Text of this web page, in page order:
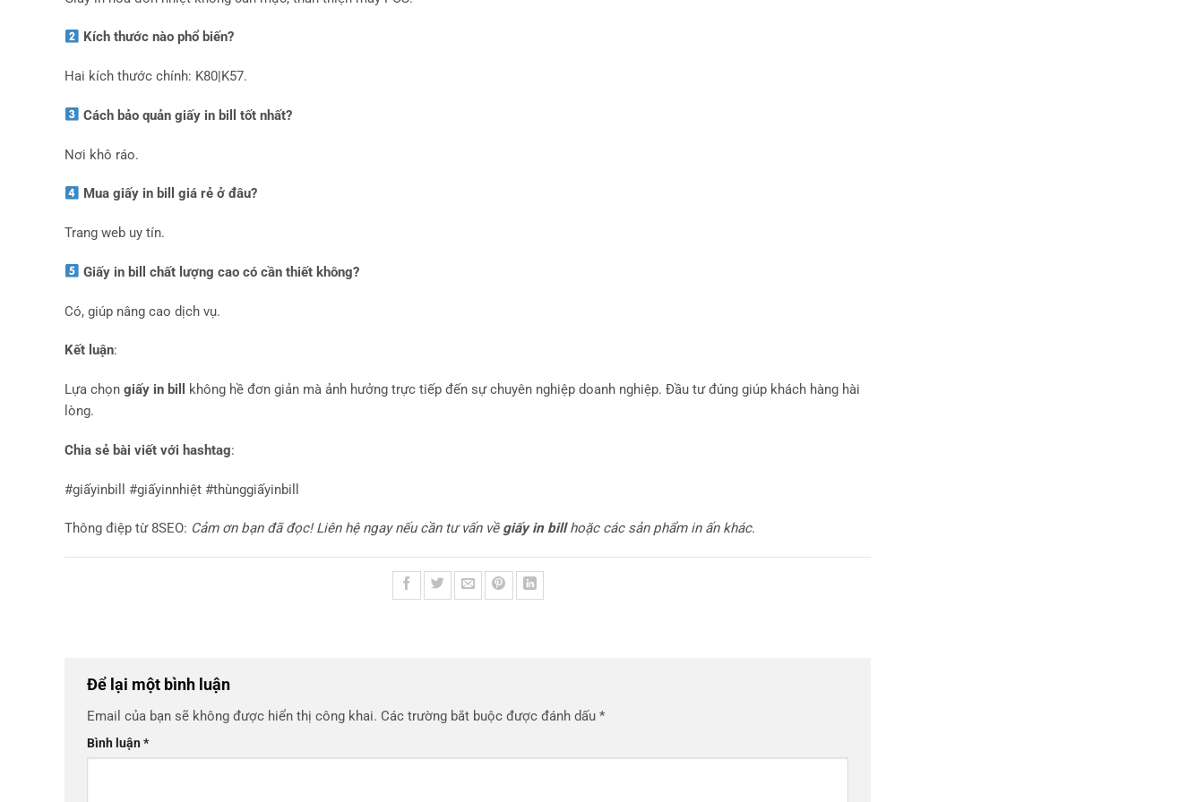
Kích thước nào phổ biến?
Hai kích thước chính: K80|K57.
Cách bảo quản giấy in bill tốt nhất?
Nơi khô ráo.
Mua giấy in bill giá rẻ ở đâu?
Trang web uy tín.
Giấy in bill chất lượng cao có cần thiết không?
Có, giúp nâng cao dịch vụ.
Kết luận:
Lựa chọn giấy in bill
không hề đơn giản mà ảnh hưởng trực tiếp đến sự chuyên nghiệp doanh nghiệp. Đầu tư đúng giúp khách hàng hài
lòng.
Chia sẻ bài viết với hashtag:
#giấyinbill #giấyinnhiệt #thùnggiấyinbill
Thông điệp từ 8SEO: Cảm ơn bạn đã đọc! Liên hệ ngay nếu cần tư vấn về giấy in billhoặc các sản phẩm in ấn khác.
Để lại một bình luận
Email của bạn sẽ không được hiển thị công khai. Các trường bắt buộc được đánh dấu *
Bình luận*